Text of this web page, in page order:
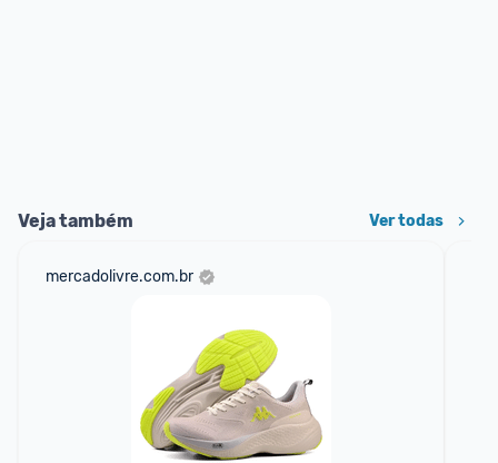
Veja também Ver todas
mercadolivre.com.br